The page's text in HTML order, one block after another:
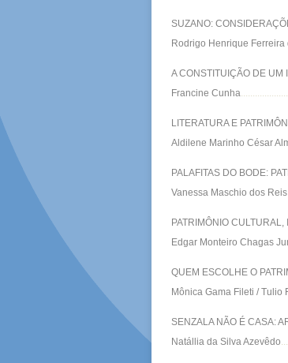
SUZANO:
Rodrigo Henrique Ferreira
A CONSTITUIÇÃO DE UM
Francine Cunha
LITERATURA E
Aldilene Marinho César
PALAFITAS DO BODE:
Vanessa Maschio dos
PATRIMÔNIO
Edgar Monteiro Chagas
QUEM ESCOLHE O
Mônica Gama Fileti /
SENZALA NÃO É CASA:
Natállia da Silva Azevêdo